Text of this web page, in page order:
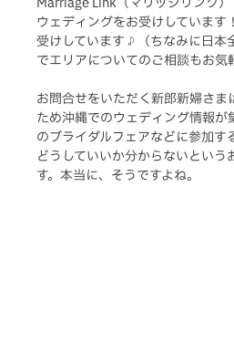
ウェディングをお受けしています
受けしています♪（ちなみに日本
でエリアについてのご相談もお気
お問合せをいただく新郎新婦さま
ため沖縄でのウェディング情報
のブライダルフェアなどに参加す
どうしていいか分からないという
す。本当に、そうですよね。